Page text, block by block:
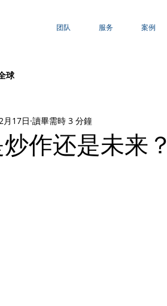
团队 服务 案例
球
炒作还是未来？
月17日 讀畢需時 3 分鐘